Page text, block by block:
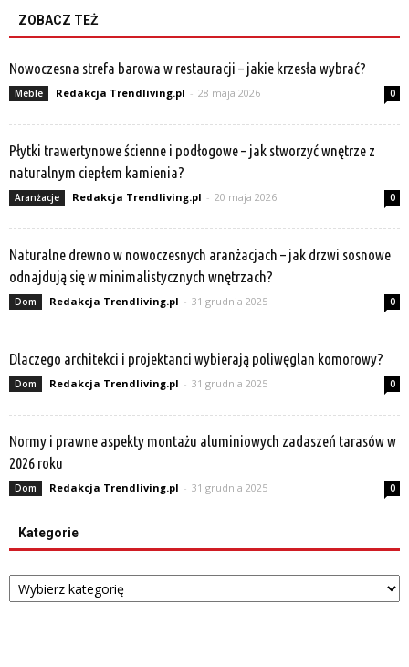
ZOBACZ TEŻ
Nowoczesna strefa barowa w restauracji – jakie krzesła wybrać?
Meble Redakcja Trendliving.pl - 28 maja 2026 0
Płytki trawertynowe ścienne i podłogowe – jak stworzyć wnętrze z
naturalnym ciepłem kamienia?
Aranżacje Redakcja Trendliving.pl - 20 maja 2026 0
Naturalne drewno w nowoczesnych aranżacjach – jak drzwi sosnowe
odnajdują się w minimalistycznych wnętrzach?
Dom Redakcja Trendliving.pl - 31 grudnia 2025 0
Dlaczego architekci i projektanci wybierają poliwęglan komorowy?
Dom Redakcja Trendliving.pl - 31 grudnia 2025 0
Normy i prawne aspekty montażu aluminiowych zadaszeń tarasów w
2026 roku
Dom Redakcja Trendliving.pl - 31 grudnia 2025 0
Kategorie
Kategorie